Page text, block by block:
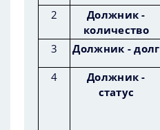
2
Должник -
количество
3 Должник - долг
4
Должник -
статус